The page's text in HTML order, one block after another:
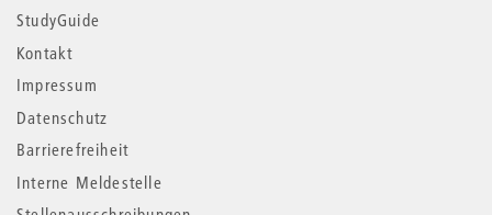
StudyGuide
Kontakt
Impressum
Datenschutz
Barrierefreiheit
Interne Meldestelle